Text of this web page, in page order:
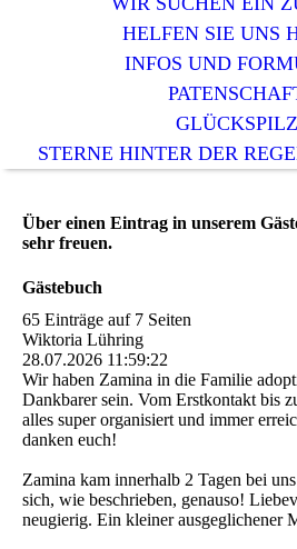
HELFEN SIE UNS
INFOS UND
STERNE HINTER DER
Über einen Eintrag in unserem
sehr freuen.
Gästebuch
65 Einträge auf 7 Seiten
Wiktoria Lühring
28.07.2026 11:59:22
Wir haben Zamina in die Familie
Dankbarer sein. Vom Erstkontakt bis
alles super organisiert und immer
danken euch!
Zamina kam innerhalb 2 Tagen bei
sich, wie beschrieben, genauso!
neugierig. Ein kleiner ausgeglichener